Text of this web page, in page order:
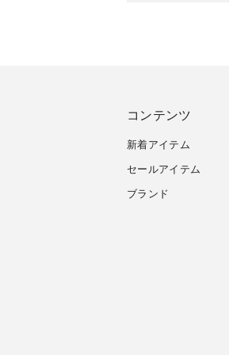
コンテンツ
新着アイテム
セールアイテム
ブランド